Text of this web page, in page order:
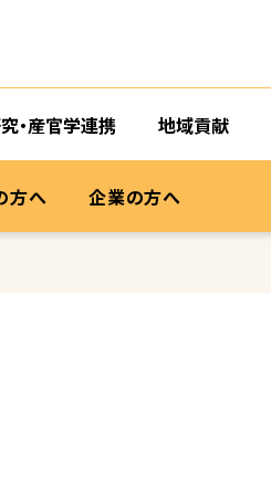
・産官学連携 地域貢献
方へ 企業の方へ